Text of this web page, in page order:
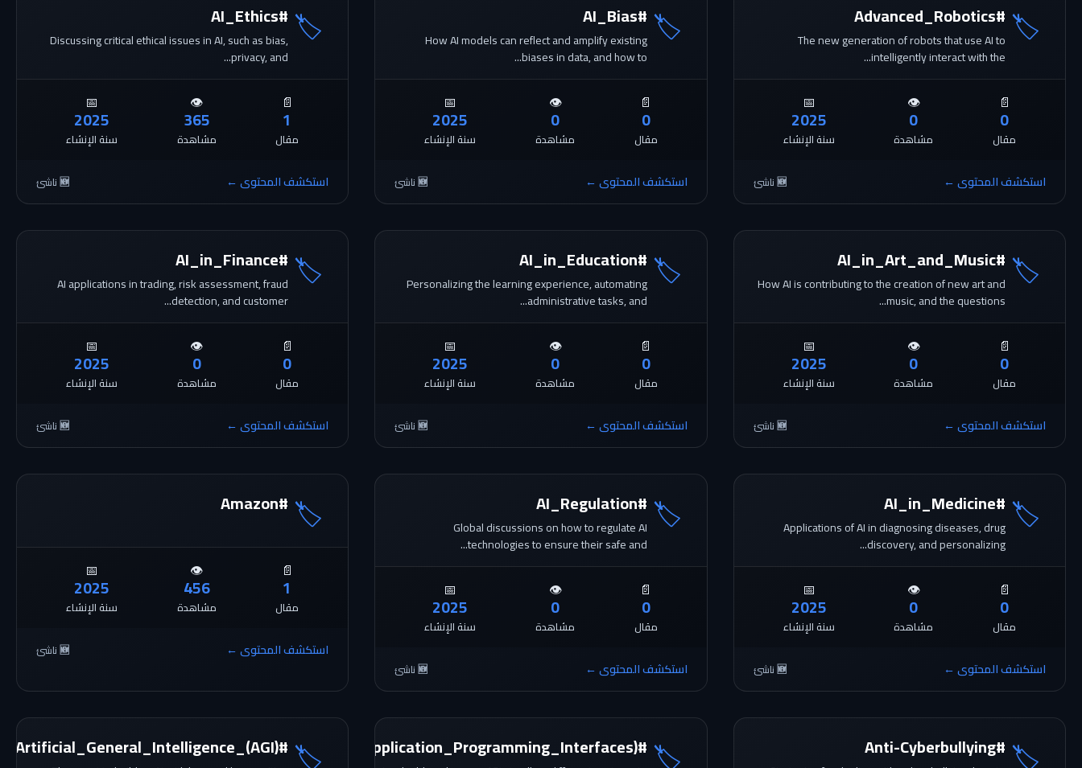
🏷️
#Advanced_Robotics
The new generation of robots that use AI to
intelligently interact with the...
📄
0
مقال
👁️
0
مشاهدة
📅
2025
سنة الإنشاء
استكشف المحتوى ← 🆕 ناشئ
🏷️
#AI_Bias
How AI models can reflect and amplify existing
biases in data, and how to...
📄
0
مقال
👁️
0
مشاهدة
📅
2025
سنة الإنشاء
استكشف المحتوى ← 🆕 ناشئ
🏷️
#AI_Ethics
Discussing critical ethical issues in AI, such as bias,
privacy, and...
📄
1
مقال
👁️
365
مشاهدة
📅
2025
سنة الإنشاء
استكشف المحتوى ← 🆕 ناشئ
🏷️
#AI_in_Art_and_Music
How AI is contributing to the creation of new art and
music, and the questions...
📄
0
مقال
👁️
0
مشاهدة
📅
2025
سنة الإنشاء
استكشف المحتوى ← 🆕 ناشئ
🏷️
#AI_in_Education
Personalizing the learning experience, automating
administrative tasks, and...
📄
0
مقال
👁️
0
مشاهدة
📅
2025
سنة الإنشاء
استكشف المحتوى ← 🆕 ناشئ
🏷️
#AI_in_Finance
AI applications in trading, risk assessment, fraud
detection, and customer...
📄
0
مقال
👁️
0
مشاهدة
📅
2025
سنة الإنشاء
استكشف المحتوى ← 🆕 ناشئ
🏷️
#AI_in_Medicine
Applications of AI in diagnosing diseases, drug
discovery, and personalizing...
📄
0
مقال
👁️
0
مشاهدة
📅
2025
سنة الإنشاء
استكشف المحتوى ← 🆕 ناشئ
🏷️
#AI_Regulation
Global discussions on how to regulate AI
technologies to ensure their safe and...
📄
0
مقال
👁️
0
مشاهدة
📅
2025
سنة الإنشاء
استكشف المحتوى ← 🆕 ناشئ
🏷️
#Amazon
📄
1
مقال
👁️
456
مشاهدة
📅
2025
سنة الإنشاء
استكشف المحتوى ← 🆕 ناشئ
🏷️
#Anti-Cyberbullying
🏷️
#APIs_(Application_Programming_Interfaces)
🏷️
#Artificial_General_Intelligence_(AGI)